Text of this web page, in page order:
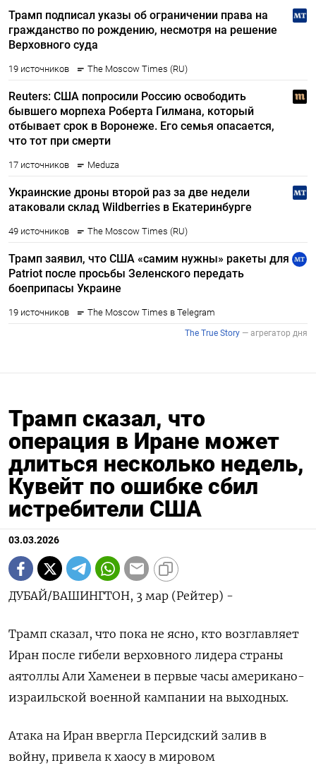
Трамп сказал, что
операция в Иране может
длиться несколько недель,
Кувейт по ошибке сбил
истребители США
03.03.2026
ДУБАЙ/ВАШИНГТОН, 3 мар (Рейтер) -
Трамп сказал, что пока не ясно, кто ‌возглавляет
Иран после гибели верховного лидера страны
аятоллы Али Хаменеи в ​первые часы ​американо-
израильской ​военной кампании ⁠на выходных.
Атака ‌на Иран ввергла ‌Персидский залив в
войну, привела ​к хаосу в мировом